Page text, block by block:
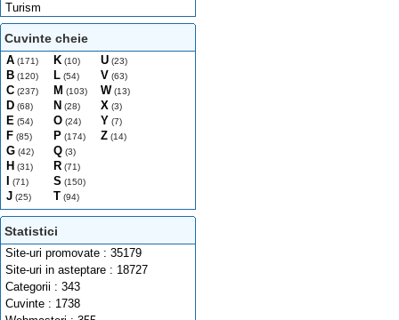
Turism
Cuvinte cheie
A (171)
B (120)
C (237)
D (68)
E (54)
F (85)
G (42)
H (31)
(71)
J (25)
K (10)
L (54)
M (103)
N (28)
O (24)
P (174)
Q (3)
R (71)
S (150)
T (94)
U (23)
V (63)
W (13)
X (3)
Y (7)
Z (14)
Statistici
Site-uri promovate : 35179
Site-uri in asteptare : 18727
Categorii : 343
Cuvinte : 1738